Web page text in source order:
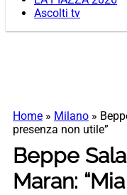
Ascolti tv
Home » Milano »
presenza non utile”
Beppe
Maran: